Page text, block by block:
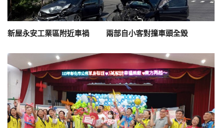
新屋永安工業區附近車禍 兩部自小客對撞車頭全毀